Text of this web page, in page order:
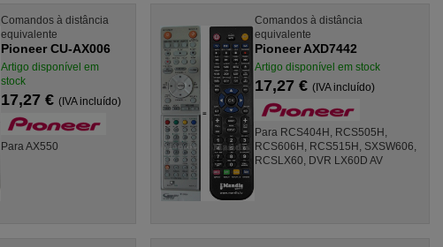
Comandos à distância
equivalente
Pioneer CU-AX006
Artigo disponível em
stock
17,27 € (IVA incluído)
Para AX550
Comandos à distância
equivalente
Pioneer AXD7442
Artigo disponível em stock
17,27 € (IVA incluído)
Para RCS404H, RCS505H,
RCS606H, RCS515H, SXSW606,
RCSLX60, DVR LX60D AV